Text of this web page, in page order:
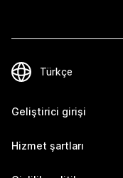
Geliştirici girişi
Hizmet şartları